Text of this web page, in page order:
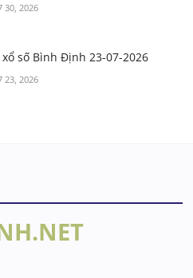
30, 2026
số Bình Định 23-07-2026
23, 2026